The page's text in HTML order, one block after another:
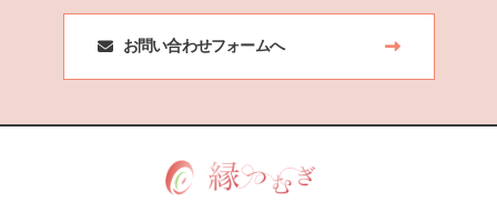
お問い合わせフォームへ